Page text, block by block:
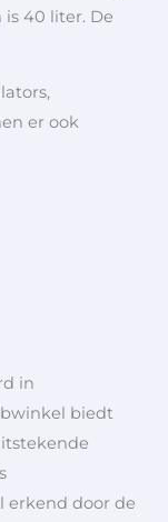
40 liter. De
er ook
in
biedt
erkend door de